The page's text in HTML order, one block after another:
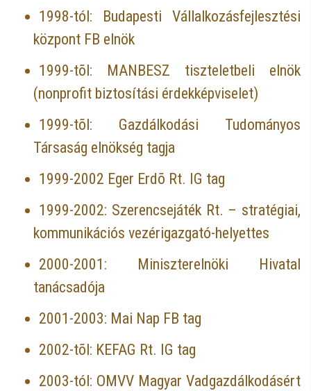
1998-tól: Budapesti Vállalkozásfejlesztési
központ FB elnök
1999-tõl: MANBESZ tiszteletbeli elnök
(nonprofit biztosítási érdekképviselet)
1999-tõl: Gazdálkodási Tudományos
Társaság elnökség tagja
1999-2002 Eger Erdõ Rt. IG tag
1999-2002: Szerencsejáték Rt. – stratégiai,
kommunikációs vezérigazgató-helyettes
2000-2001: Miniszterelnöki Hivatal
tanácsadója
2001-2003: Mai Nap FB tag
2002-tõl: KEFAG Rt. IG tag
2003-tól: OMVV Magyar Vadgazdálkodásért